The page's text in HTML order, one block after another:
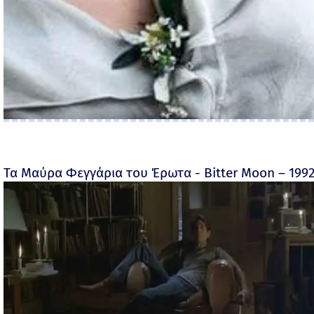
Τα Μαύρα Φεγγάρια του Έρωτα - Bitter Moon –